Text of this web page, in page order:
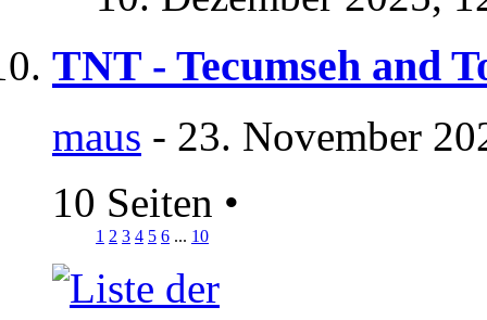
TNT - Tecumseh and
maus - 23. November
10 Seiten •
1 2 3 4 5 6 ... 10